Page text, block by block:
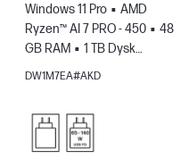
Windows 11 Pro
AMD
Ryzen™ AI 7 PRO - 450
48
GB RAM
1 TB Dysk
SSD
16" 2.5K
DW1M7EA#AKD